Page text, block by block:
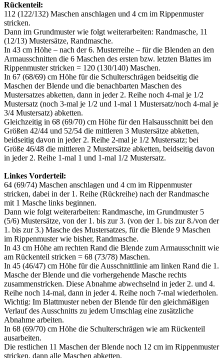
Rückenteil:
112 (122/132) Maschen anschlagen und 4 cm im Rippenmuster
stricken.
Dann im Grundmuster wie folgt weiterarbeiten: Randmasche, 11
(12/13) Mustersätze, Randmasche.
In 43 cm Höhe – nach der 6. Musterreihe – für die Blenden an den
Armausschnitten die 6 Maschen des ersten bzw. letzten Blattes im
Rippenmuster stricken = 120 (130/140) Maschen.
In 67 (68/69) cm Höhe für die Schulterschrägen beidseitig die
Maschen der Blende und die benachbarten Maschen des
Mustersatzes abketten, dann in jeder 2. Reihe noch 4-mal je 1/2
Mustersatz (noch 3-mal je 1/2 und 1-mal 1 Mustersatz/noch 4-mal je
3/4 Mustersatz) abketten.
Gleichzeitig in 68 (69/70) cm Höhe für den Halsausschnitt bei den
Größen 42/44 und 52/54 die mittleren 3 Mustersätze abketten,
beidseitig davon in jeder 2. Reihe 2-mal je 1/2 Mustersatz; bei
Größe 46/48 die mittleren 2 Mustersätze abketten, beidseitig davon
in jeder 2. Reihe 1-mal 1 und 1-mal 1/2 Mustersatz.
Linkes Vorderteil:
64 (69/74) Maschen anschlagen und 4 cm im Rippenmuster
stricken, dabei in der 1. Reihe (Rückreihe) nach der Randmasche
mit 1 Masche links beginnen.
Dann wie folgt weiterarbeiten: Randmasche, im Grundmuster 5
(5/6) Mustersätze, von der 1. bis zur 3. (von der 1. bis zur 8./von der
1. bis zur 3.) Masche des Mustersatzes, für die Blende 9 Maschen
im Rippenmuster wie bisher, Randmasche.
In 43 cm Höhe am rechten Rand die Blende zum Armausschnitt wie
am Rückenteil stricken = 68 (73/78) Maschen.
In 45 (46/47) cm Höhe für die Ausschnittlinie am linken Rand die 1.
Masche der Blende und die vorhergehende Masche rechts
zusammenstricken. Diese Abnahme abwechselnd in jeder 2. und 4.
Reihe noch 14-mal, dann in jeder 4. Reihe noch 7-mal wiederholen.
Wichtig: Im Blattmuster neben der Blende für den gleichmäßigen
Verlauf des Ausschnitts zu jedem Umschlag eine zusätzliche
Abnahme arbeiten.
In 68 (69/70) cm Höhe die Schulterschrägen wie am Rückenteil
ausarbeiten.
Die restlichen 11 Maschen der Blende noch 12 cm im Rippenmuster
stricken, dann alle Maschen abketten.